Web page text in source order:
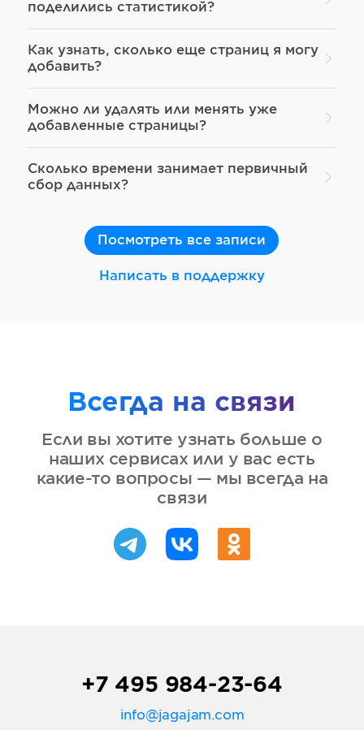
поделились статистикой?
Как узнать, сколько еще страниц я могу
добавить?
Можно ли удалять или менять уже
добавленные страницы?
Сколько времени занимает первичный
сбор данных?
Посмотреть все записи
Написать в поддержку
Всегда на связи
Если вы хотите узнать больше о
наших сервисах или у вас есть
какие-то вопросы — мы всегда на
связи
+7 495 984-23-64
info@jagajam.com